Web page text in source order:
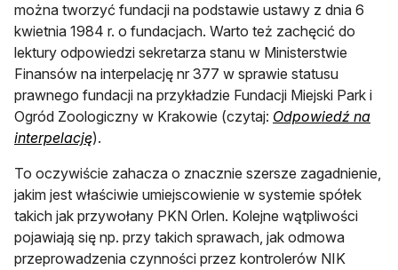
można tworzyć fundacji na podstawie ustawy z dnia 6
kwietnia 1984 r. o fundacjach. Warto też zachęcić do
lektury odpowiedzi sekretarza stanu w Ministerstwie
Finansów na interpelację nr 377 w sprawie statusu
prawnego fundacji na przykładzie Fundacji Miejski Park i
Ogród Zoologiczny w Krakowie (czytaj: Odpowiedź na
interpelacjęotwiera się w nowej karcie
).
To oczywiście zahacza o znacznie szersze zagadnienie,
jakim jest właściwie umiejscowienie w systemie spółek
takich jak przywołany PKN Orlen. Kolejne wątpliwości
pojawiają się np. przy takich sprawach, jak odmowa
przeprowadzenia czynności przez kontrolerów NIK